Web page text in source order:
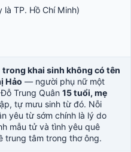
là TP. Hồ Chí Minh)
trong khai sinh không có tên
Hảo — người phụ nữ một
Trung Quân 15 tuổi, mẹ
tự mưu sinh từ đó. Nỗi
yêu từ sớm chính là lý do
mẫu tử và tình yêu quê
trung tâm trong thơ ông.